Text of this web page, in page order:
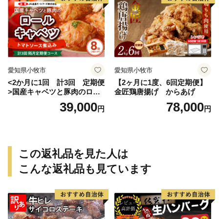
愛知県小牧市
<2か月に1回 計3回 定期便
>国産キャベツと豚肉のロー
ルキャベツ（4P入り）
39,000円
愛知県小牧市
【2ヶ月に1度、6回定期便】
金匠鶏唐揚げ からあげ
78,000円
この返礼品を見た人は
こんな返礼品も見ています